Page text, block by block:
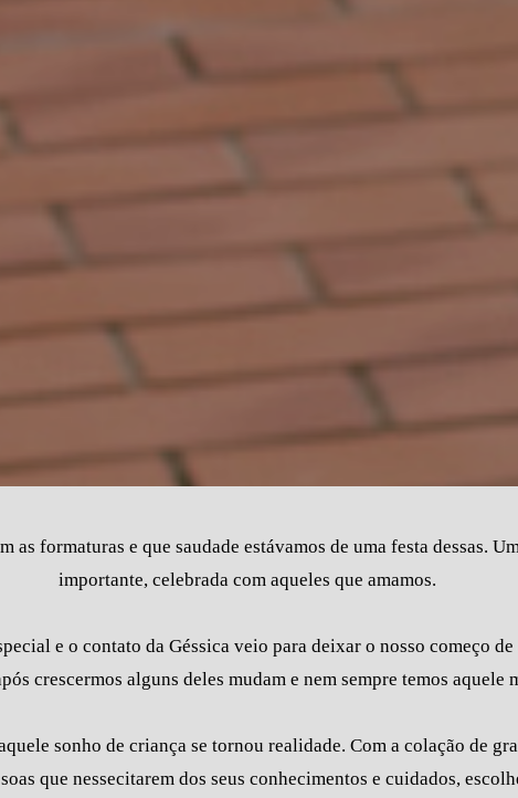
as formaturas e que saudade estávamos de uma festa dessas.
importante, celebrada com aqueles que amamos.
e o contato da Géssica veio para deixar o nosso começo
crescermos alguns deles mudam e nem sempre temos aquele
sonho de criança se tornou realidade. Com a colação de
que nessecitarem dos seus conhecimentos e cuidados,